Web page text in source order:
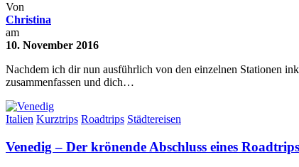
Von
Christina
am
10. November 2016
Nachdem ich dir nun ausführlich von den einzelnen Stationen
zusammenfassen und dich…
Italien Kurztrips Roadtrips Städtereisen
Venedig – Der krönende Abschluss eines Roadtrips